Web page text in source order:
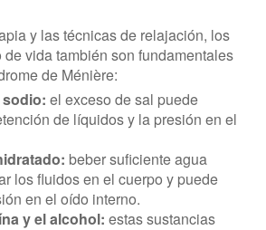
y las técnicas de relajación, los
vida también son fundamentales
de Ménière:
sodio: el exceso de sal puede
de líquidos y la presión en el
beber suficiente agua
los fluidos en el cuerpo y puede
en el oído interno.
y el alcohol: estas sustancias